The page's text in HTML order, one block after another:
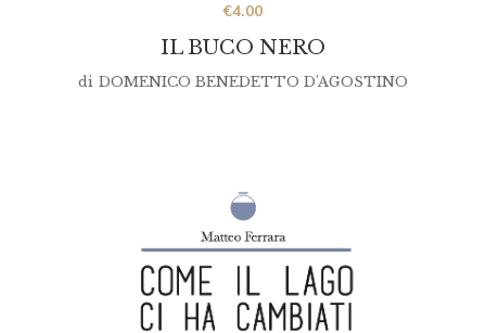
IL BUCO NERO
€4.00
di DOMENICO BENEDETTO D'AGOSTINO